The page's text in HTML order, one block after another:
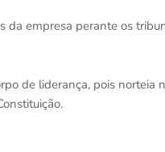
da empresa perante os
de liderança, pois norteia